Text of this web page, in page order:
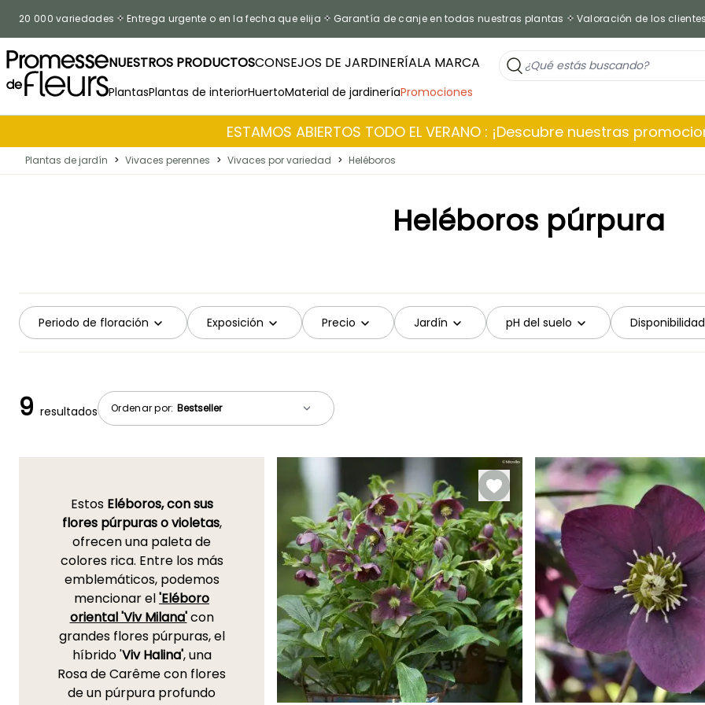
20 000 variedades Entrega urgente o en la fecha que elija Garantía de canje en todas nuestras plantas Valoración de los
NUESTROS PRODUCTOSCONSEJOS DE JARDINERÍALA MARCA
PlantasPlantas de interiorHuertoMaterial de jardineríaPromociones
ESTAMOS ABIERTOS TODO EL VERANO : ¡Descubre nuestras
Plantas de jardín > Vivaces perennes > Vivaces por variedad > Heléboros
Heléboros púrpura
Periodo de floración Exposición Precio Jardín pH del suelo Disponibilidad
Ordenar por:
9 resultados
Estos Eléboros, con sus
flores púrpuras o violetas,
ofrecen una paleta de
colores rica. Entre los más
emblemáticos, podemos
mencionar el'Eléboro
oriental 'Viv Milana'con
grandes flores púrpuras, el
híbrido 'Viv Halina', una
Rosa de Carême con flores
de un púrpura profundo